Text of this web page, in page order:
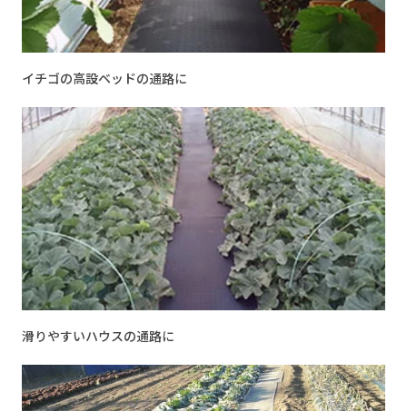
イチゴの高設ベッドの通路に
滑りやすいハウスの通路に